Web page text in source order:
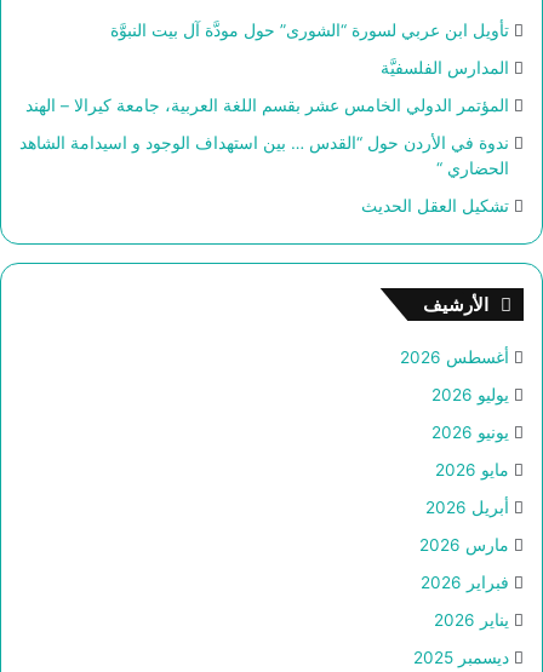
:
تأويل ابن عربي لسورة “الشورى” حول مودَّة آل بيت النبوَّة
المدارس الفلسفيَّة
المؤتمر الدولي الخامس عشر بقسم اللغة العربية، جامعة كيرالا – الهند
ندوة في الأردن حول “القدس … بين استهداف الوجود و اسيدامة الشاهد
الحضاري “
تشكيل العقل الحديث
الأرشيف
أغسطس 2026
يوليو 2026
يونيو 2026
مايو 2026
أبريل 2026
مارس 2026
فبراير 2026
يناير 2026
ديسمبر 2025